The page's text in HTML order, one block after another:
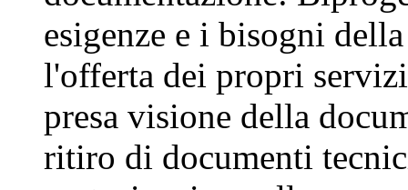
esigenze e i bisogni
l'offerta dei propri
presa visione della
ritiro di documenti